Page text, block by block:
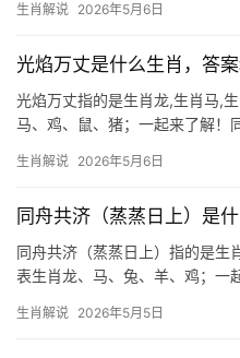
过生肖来解读命运、性格乃至人
生肖解说 2026年5月6日
光焰万丈是什么生肖，答
光焰万丈指的是生肖龙,生肖马,
马、鸡、鼠、猪；一起来了解！
爪飞扬，其气场之强无人能及，
生肖解说 2026年5月6日
同舟共济（蒸蒸日上）是
同舟共济（蒸蒸日上）指的是生
表生肖龙、马、兔、羊、鸡；一
被用来形容团结协作的精神，而“
生肖解说 2026年5月5日